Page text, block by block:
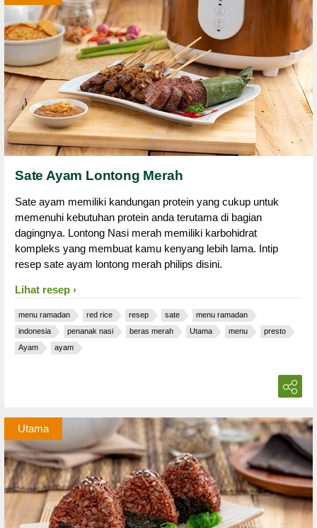
Sate Ayam Lontong Merah
Sate ayam memiliki kandungan protein yang cukup untuk
memenuhi kebutuhan protein anda terutama di bagian
dagingnya. Lontong Nasi merah memiliki karbohidrat
kompleks yang membuat kamu kenyang lebih lama. Intip
resep sate ayam lontong merah philips disini.
Lihat resep
menu ramadan red rice resep sate
menu ramadan
indonesia
penanak nasi beras merah Utama menu
presto
Ayam
ayam
Utama